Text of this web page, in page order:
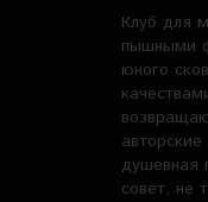
Клуб для
пышными
юного
душевная
совет, не